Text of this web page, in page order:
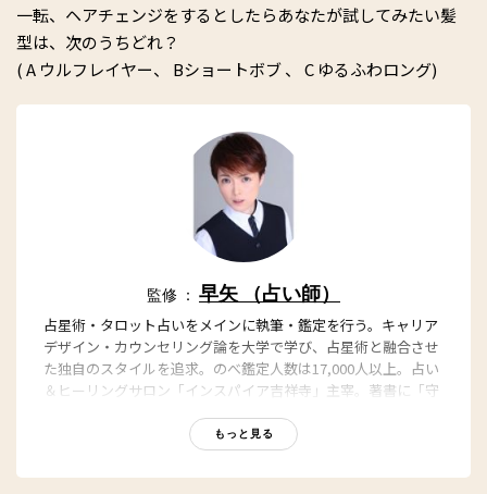
一転、ヘアチェンジをするとしたらあなたが試してみたい髪
型は、次のうちどれ？
( A ウルフレイヤー、 Bショートボブ 、 C ゆるふわロング)
監修 ： 早矢 （占い師）
占星術・タロット占いをメインに執筆・鑑定を行う。キャリア
デザイン・カウンセリング論を大学で学び、占星術と融合させ
た独自のスタイルを追求。のべ鑑定人数は17,000人以上。占い
＆ヒーリングサロン「インスパイア吉祥寺」主宰。著書に「守
ミュニケーションズ）。
早矢公式サイト
もっと見る